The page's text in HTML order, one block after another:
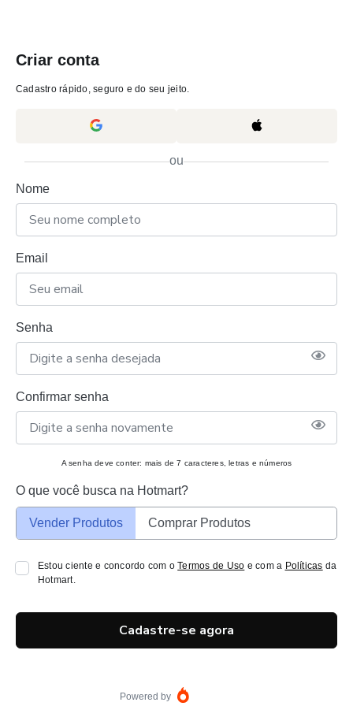
Criar conta
Cadastro rápido, seguro e do seu jeito.
ou
Nome
Email
Senha
Confirmar senha
A senha deve conter: mais de 7 caracteres, letras e números
O que você busca na Hotmart?
Vender Produtos Comprar Produtos
Estou ciente e concordo com oTermos de Uso e com a Políticas da
Hotmart.
Cadastre-se agora
Powered by